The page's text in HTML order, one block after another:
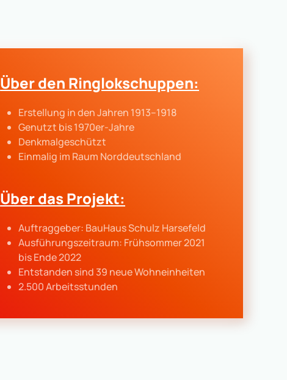
Über den Ringlokschuppen:
Erstellung in den Jahren 1913–1918
Genutzt bis 1970er-Jahre
Denkmalgeschützt
Einmalig im Raum Norddeutschland
Über das Projekt:
Auftraggeber: BauHaus Schulz Harsefeld
Ausführungszeitraum: Frühsommer 2021
bis Ende 2022
Entstanden sind 39 neue Wohneinheiten
2.500 Arbeitsstunden